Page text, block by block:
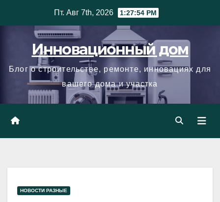
Пт. Авг 7th, 2026 1:27:55 PM
Инновационный дом
Блог о строительстве, ремонте, инновациях для
вашего дома и участка
НОВОСТИ РАЗНЫЕ